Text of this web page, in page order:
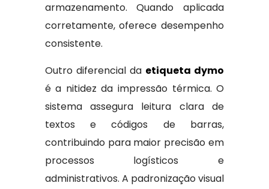
armazenamento. Quando aplicada
corretamente, oferece desempenho
consistente.
Outro diferencial da etiqueta dymo
é a nitidez da impressão térmica. O
sistema assegura leitura clara de
textos e códigos de barras,
contribuindo para maior precisão em
processos logísticos e
administrativos. A padronização visual